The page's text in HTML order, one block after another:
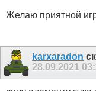
Желаю приятной
karxaradon
28.09.2021